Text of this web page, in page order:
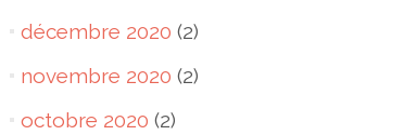
décembre 2020 (2)
novembre 2020 (2)
octobre 2020 (2)